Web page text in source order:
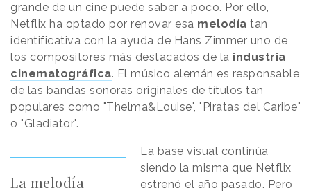
grande de un cine puede saber a poco. Por ello,
Netflix ha optado por renovar esa melodía tan
identificativa con la ayuda de Hans Zimmer uno de
los compositores más destacados de la industria
cinematográfica. El músico alemán es responsable
de las bandas sonoras originales de títulos tan
populares como "Thelma&Louise", "Piratas del Caribe"
o "Gladiator".
La melodía
La base visual continúa
siendo la misma que Netflix
estrenó el año pasado. Pero